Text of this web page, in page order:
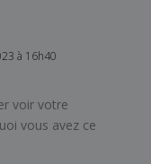
à 16h40
voir votre
vous avez ce